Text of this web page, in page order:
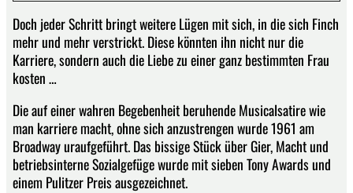
Doch jeder Schritt bringt weitere Lügen mit sich, in die sich Finch
mehr und mehr verstrickt. Diese könnten ihn nicht nur die
Karriere, sondern auch die Liebe zu einer ganz bestimmten Frau
kosten …
Die auf einer wahren Begebenheit beruhende Musicalsatire wie
man karriere macht, ohne sich anzustrengen wurde 1961 am
Broadway uraufgeführt. Das bissige Stück über Gier, Macht und
betriebsinterne Sozialgefüge wurde mit sieben Tony Awards und
einem Pulitzer Preis ausgezeichnet.